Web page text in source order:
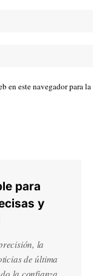
en este navegador para la
para
y
la
de última